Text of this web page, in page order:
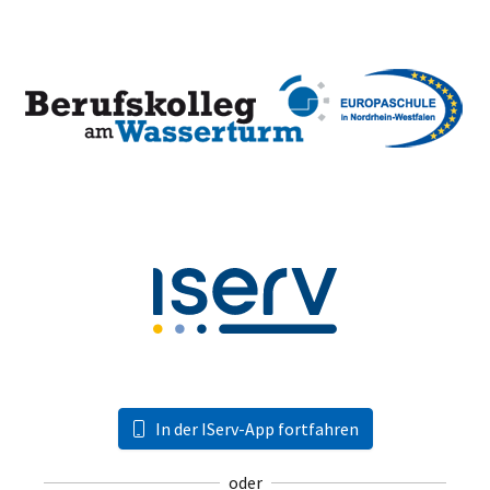
In der IServ-App fortfahren
oder